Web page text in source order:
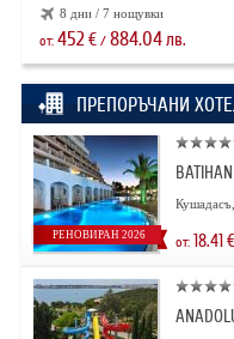
8 дни / 7 нощувки
от: 452€/ 884.04лв.
ПРЕПОРЪЧАНИ
РЕНОВИРАН 2026 от: 18.41€